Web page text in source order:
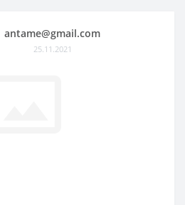
antame@gmail.com
25.11.2021